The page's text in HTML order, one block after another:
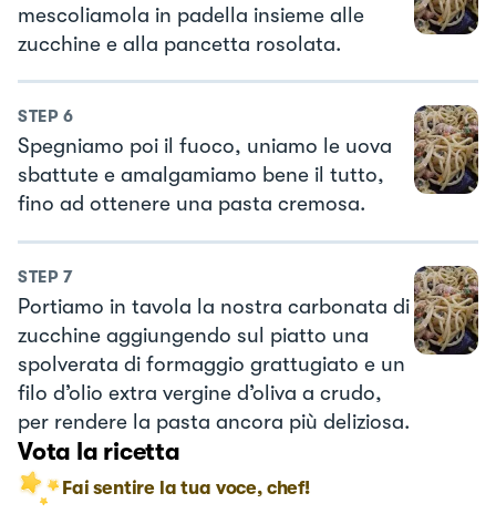
mescoliamola in padella insieme alle
zucchine e alla pancetta rosolata.
STEP 6
Spegniamo poi il fuoco, uniamo le uova
sbattute e amalgamiamo bene il tutto,
fino ad ottenere una pasta cremosa.
STEP 7
Portiamo in tavola la nostra carbonata di
zucchine aggiungendo sul piatto una
spolverata di formaggio grattugiato e un
filo d’olio extra vergine d’oliva a crudo,
per rendere la pasta ancora più deliziosa.
Vota la ricetta
Fai sentire la tua voce, chef!